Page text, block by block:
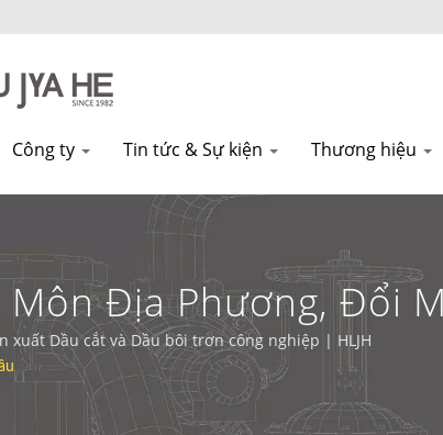
Công ty Tin tức & Sự kiện Thương hiệu
Môn Địa Phương, Đổi
Thân Thiện Với Môi
xuất Dầu cắt và Dầu bôi trơn công nghiệp | HLJH